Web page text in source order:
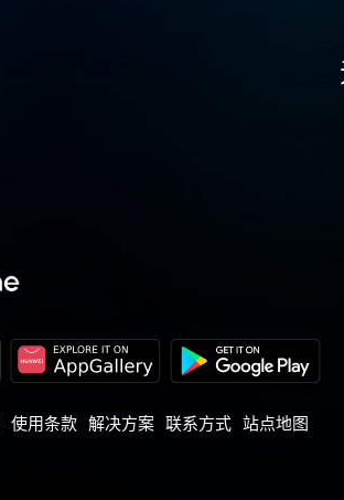
使用条款 解决方案 联系方式 站点地图